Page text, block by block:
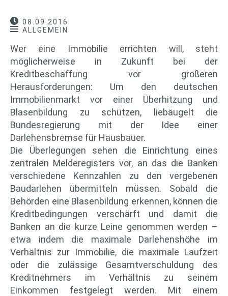
08.09.2016
ALLGEMEIN
Wer eine Immobilie errichten will, steht
möglicherweise in Zukunft bei der
Kreditbeschaffung vor größeren
Herausforderungen: Um den deutschen
Immobilienmarkt vor einer Überhitzung und
Blasenbildung zu schützen, liebäugelt die
Bundesregierung mit der Idee einer
Darlehensbremse für Hausbauer.
Die Überlegungen sehen die Einrichtung eines
zentralen Melderegisters vor, an das die Banken
verschiedene Kennzahlen zu den vergebenen
Baudarlehen übermitteln müssen. Sobald die
Behörden eine Blasenbildung erkennen, können die
Kreditbedingungen verschärft und damit die
Banken an die kurze Leine genommen werden –
etwa indem die maximale Darlehenshöhe im
Verhältnis zur Immobilie, die maximale Laufzeit
oder die zulässige Gesamtverschuldung des
Kreditnehmers im Verhältnis zu seinem
Einkommen festgelegt werden. Mit einem